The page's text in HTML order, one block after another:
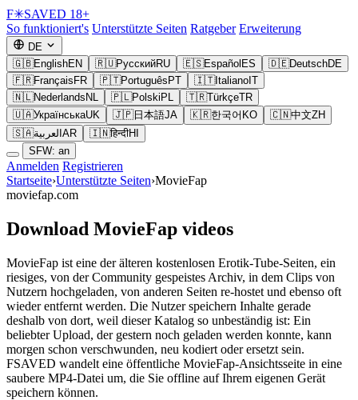
F✳SAVED 18+
So funktioniert's Unterstützte Seiten Ratgeber Erweiterung
DE
🇬🇧EnglishEN 🇷🇺РусскийRU 🇪🇸Español ES 🇩🇪DeutschDE
🇫🇷Français FR 🇵🇹Português PT 🇮🇹Italiano IT
🇳🇱Nederlands NL 🇵🇱Polski PL 🇹🇷TürkçeTR
🇺🇦УкраїнськаUK 🇯🇵日本語JA 🇰🇷한국어 KO 🇨🇳中文ZH
🇸🇦العربية AR 🇮🇳हिन्दीHI
SFW: an
Anmelden Registrieren
Startseite›Unterstützte Seiten›MovieFap
moviefap.com
Download MovieFap videos
MovieFap ist eine der älteren kostenlosen Erotik-Tube-Seiten, ein
riesiges, von der Community gespeistes Archiv, in dem Clips von
Nutzern hochgeladen, von anderen Seiten re-hostet und ebenso oft
wieder entfernt werden. Die Nutzer speichern Inhalte gerade
deshalb von dort, weil dieser Katalog so unbeständig ist: Ein
beliebter Upload, der gestern noch geladen werden konnte, kann
morgen schon verschwunden, neu kodiert oder ersetzt sein.
FSAVED wandelt eine öffentliche MovieFap-Ansichtsseite in eine
saubere MP4-Datei um, die Sie offline auf Ihrem eigenen Gerät
speichern können.